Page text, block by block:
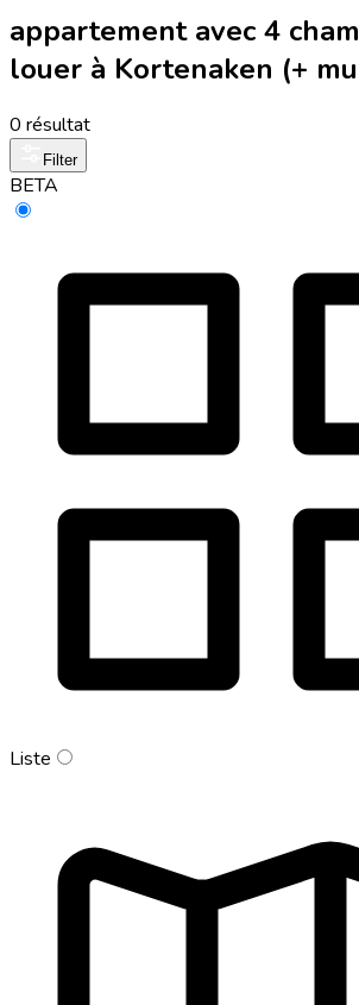
appartement avec 4
louer à Kortenaken (+
0 résultat
Filter
BETA
Liste